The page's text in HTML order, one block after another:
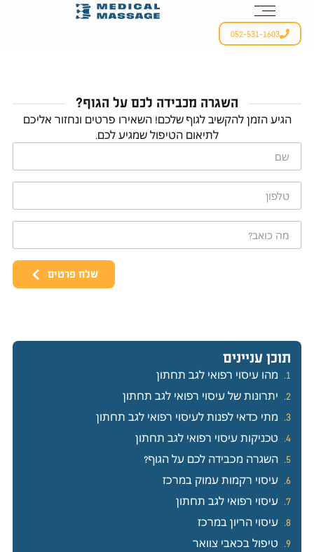
052-531-1603
השגרה מכבידה לכם על הגוף?
הגיע הזמן להקשיב לגוף שלכם! השאירו פרטים ונחזור אליכם
לתיאום הטיפול שמגיע לכם.
שלח פרטים
תוכן עניינים
מהו עיסוי רפואי לגב תחתון
יתרונות של עיסוי רפואי לגב תחתון
מתי כדאי לפנות לעיסוי רפואי לגב תחתון
טכניקות עיסוי רפואי לגב תחתון
השגרה מכבידה לכם על הגוף?
עיסוי רקמות עמוק במרכז
עיסוי רפואי לגב תחתון
עיסוי הריון במרכז
טיפול בכאבי צוואר